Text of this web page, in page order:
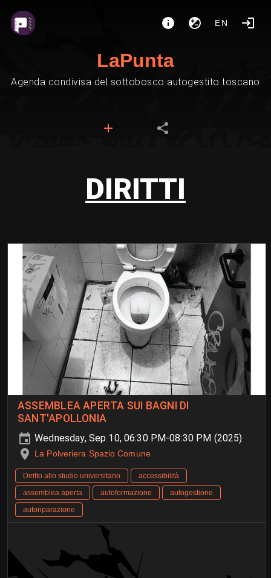
EN
LaPunta
Agenda condivisa del sottobosco autogestito toscano
DIRITTI
ASSEMBLEA APERTA SUI BAGNI DI
SANT'APOLLONIA
Wednesday, Sep 10, 06:30 PM-08:30 PM (2025)
La Polveriera Spazio Comune
Diritto allo studio universitario
accessibilità
assemblea aperta
autoformazione
autogestione
autoriparazione